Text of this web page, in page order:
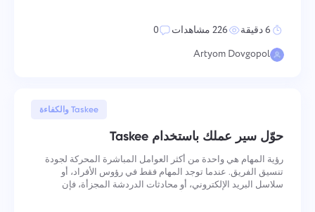
6 دقيقة 226 مشاهدات
0
Artyom Dovgopol
Taskee والكفاءة
4 يونيو, 2025
حوّل سير عملك باستخدام Taskee
رؤية المهام هي واحدة من أكثر العوامل المباشرة المحركة لجودة
تنسيق الفريق. عندما توجد المهام فقط في رؤوس الأفراد، أو
سلاسل البريد الإلكتروني، أو محادثات الدردشة المجزأة، فإن
إرسال إرسال
بالنقر على زر "إرسال"، فإنك توافق على معالجة بياناتك
الشخصية وفقًا للوثيقة التالية:سياسة الخصوصية.
إرسال
Your message has been sent
successfully
اقترح
بالنقر على الزر، تؤكد موافقتك على معالجة